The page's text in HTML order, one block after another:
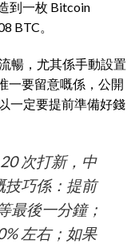
到一枚 Bitcoin
BTC。
暢，尤其係手動設置
一要留意嘅係，公開
一定要提前準備好錢
次打新，中
技巧係：提前
最後一分鐘；
左右；如果